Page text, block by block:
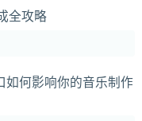
全攻略
如何影响你的音乐制作